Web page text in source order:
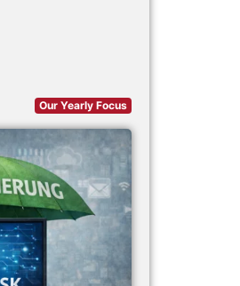
Our Yearly Focus